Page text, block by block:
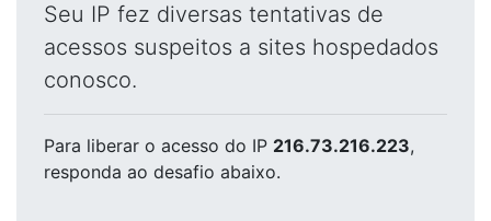
Seu IP fez diversas tentativas de
acessos suspeitos a sites hospedados
conosco.
Para liberar o acesso do IP 216.73.216.223,
responda ao desafio abaixo.